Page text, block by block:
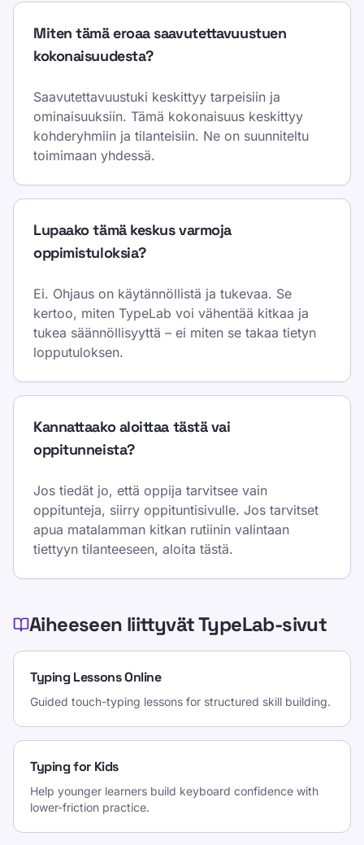
Miten tämä eroaa saavutettavuustuen
kokonaisuudesta?
Saavutettavuustuki keskittyy tarpeisiin ja
ominaisuuksiin. Tämä kokonaisuus keskittyy
kohderyhmiin ja tilanteisiin. Ne on suunniteltu
toimimaan yhdessä.
Lupaako tämä keskus varmoja
oppimistuloksia?
Ei. Ohjaus on käytännöllistä ja tukevaa. Se
kertoo, miten TypeLab voi vähentää kitkaa ja
tukea säännöllisyyttä – ei miten se takaa tietyn
lopputuloksen.
Kannattaako aloittaa tästä vai
oppitunneista?
Jos tiedät jo, että oppija tarvitsee vain
oppitunteja, siirry oppituntisivulle. Jos tarvitset
apua matalamman kitkan rutiinin valintaan
tiettyyn tilanteeseen, aloita tästä.
Aiheeseen liittyvät TypeLab-sivut
Typing Lessons Online
Guided touch-typing lessons for structured skill building.
Typing for Kids
Help younger learners build keyboard confidence with
lower-friction practice.